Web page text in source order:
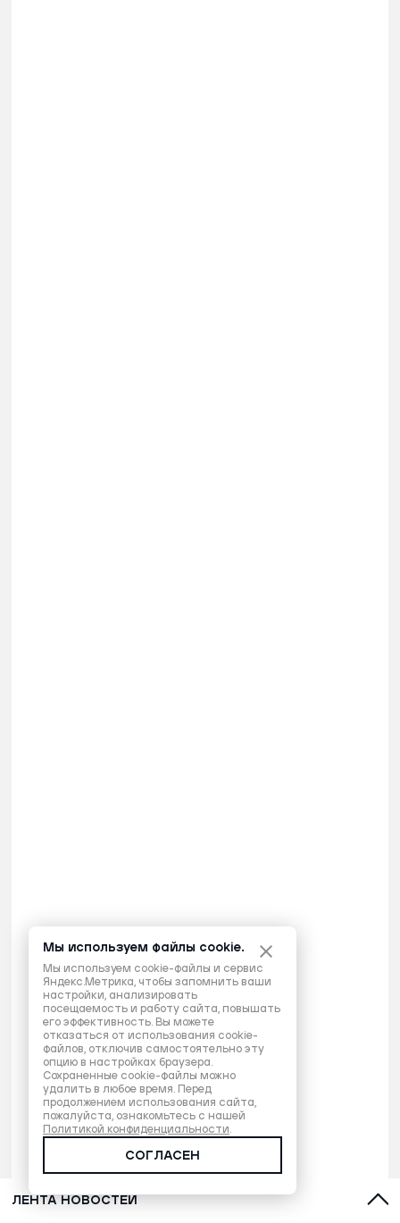
ЛЕНТА НОВОСТЕЙ
Мы используем файлы cookie.
Мы используем cookie-файлы и сервис
Яндекс.Метрика, чтобы запомнить ваши
настройки, анализировать
посещаемость и работу сайта, повышать
его эффективность. Вы можете
отказаться от использования cookie-
файлов, отключив самостоятельно эту
опцию в настройках браузера.
Сохраненные cookie-файлы можно
удалить в любое время. Перед
продолжением использования сайта,
пожалуйста, ознакомьтесь с нашей
Политикой конфиденциальности.
СОГЛАСЕН